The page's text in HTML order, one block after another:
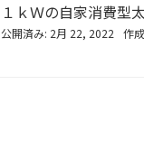
１ｋＷの自家消費型
公開済み: 2月 22, 2022 作